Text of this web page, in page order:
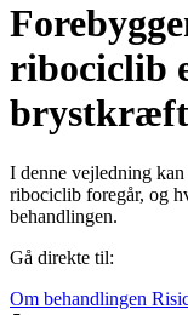
ribociclib
brystkræft
I denne vejledning
ribociclib foregår, og
behandlingen.
Gå direkte til:
Om behandlingen